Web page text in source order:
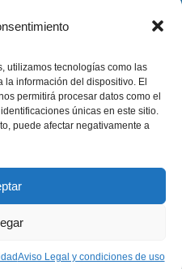
utilizamos tecnologías como las
información del dispositivo. El
permitirá procesar datos como el
únicas en este sitio.
puede afectar negativamente a
Aviso Legal y condiciones de uso
en Mendoza
Estero y Tucumán
en la Patagonia
2025